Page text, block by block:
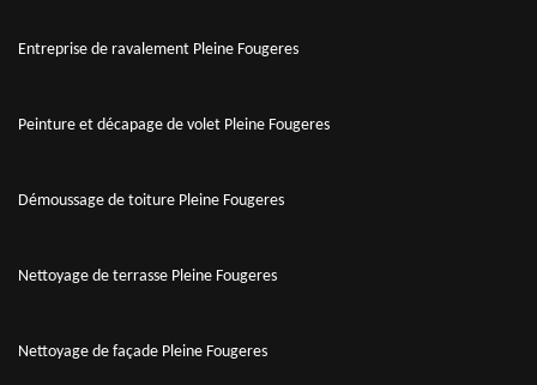
Entreprise de ravalement Pleine Fougeres
Peinture et décapage de volet Pleine Fougeres
Démoussage de toiture Pleine Fougeres
Nettoyage de terrasse Pleine Fougeres
Nettoyage de façade Pleine Fougeres